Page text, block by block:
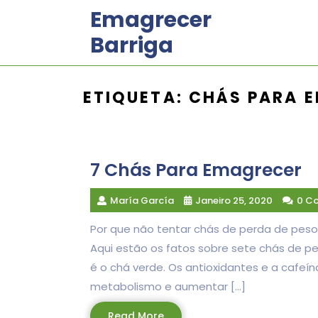
Emagrecer
Barriga
ETIQUETA: CHÁS PARA
7 Chás Para Emagrecer
María García Janeiro 25, 2020 0
Por que não tentar chás de perda de
Aqui estão os fatos sobre sete chás de
é o chá verde. Os antioxidantes e a
metabolismo e aumentar […]
Read